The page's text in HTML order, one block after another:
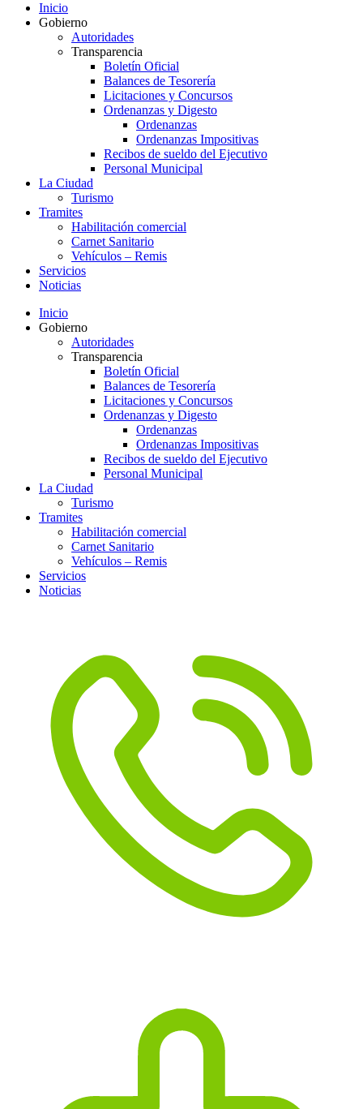
Inicio
Gobierno
Autoridades
Transparencia
Boletín Oficial
Balances de Tesorería
Licitaciones y Concursos
Ordenanzas y Digesto
Ordenanzas
Ordenanzas Impositivas
Recibos de sueldo del Ejecutivo
Personal Municipal
La Ciudad
Turismo
Tramites
Habilitación comercial
Carnet Sanitario
Vehículos – Remis
Servicios
Noticias
Inicio
Gobierno
Autoridades
Transparencia
Boletín Oficial
Balances de Tesorería
Licitaciones y Concursos
Ordenanzas y Digesto
Ordenanzas
Ordenanzas Impositivas
Recibos de sueldo del Ejecutivo
Personal Municipal
La Ciudad
Turismo
Tramites
Habilitación comercial
Carnet Sanitario
Vehículos – Remis
Servicios
Noticias